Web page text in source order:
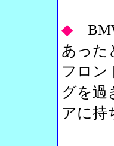
◆
あった
フロン
グを過
アに持